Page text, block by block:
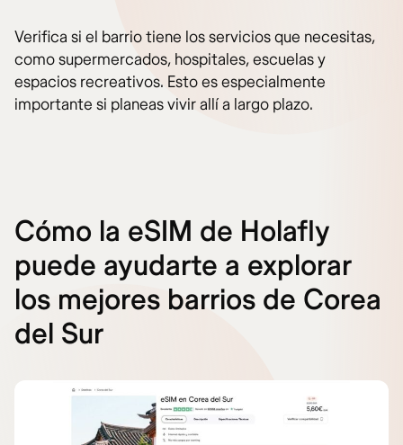
Verifica si el barrio tiene los servicios que necesitas,
como supermercados, hospitales, escuelas y
espacios recreativos. Esto es especialmente
importante si planeas vivir allí a largo plazo.
Cómo la eSIM de Holafly
puede ayudarte a explorar
los mejores barrios de Corea
del Sur